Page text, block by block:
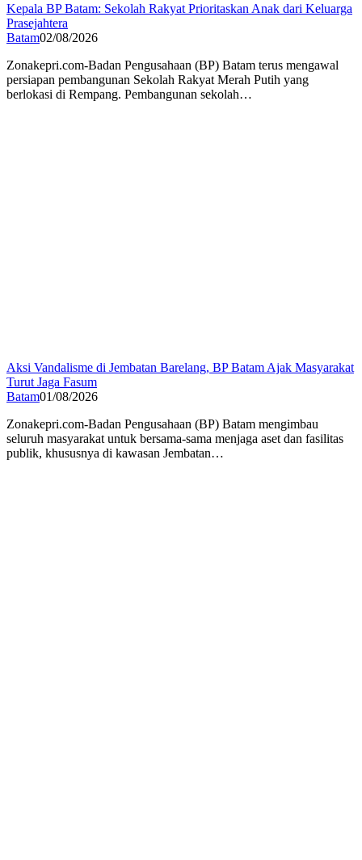
Kepala BP Batam: Sekolah Rakyat Prioritaskan Anak dari Keluarga
Prasejahtera
Batam02/08/2026
Zonakepri.com-Badan Pengusahaan (BP) Batam terus mengawal
persiapan pembangunan Sekolah Rakyat Merah Putih yang
berlokasi di Rempang. Pembangunan sekolah…
Aksi Vandalisme di Jembatan Barelang, BP Batam Ajak Masyarakat
Turut Jaga Fasum
Batam01/08/2026
Zonakepri.com-Badan Pengusahaan (BP) Batam mengimbau
seluruh masyarakat untuk bersama-sama menjaga aset dan fasilitas
publik, khususnya di kawasan Jembatan…